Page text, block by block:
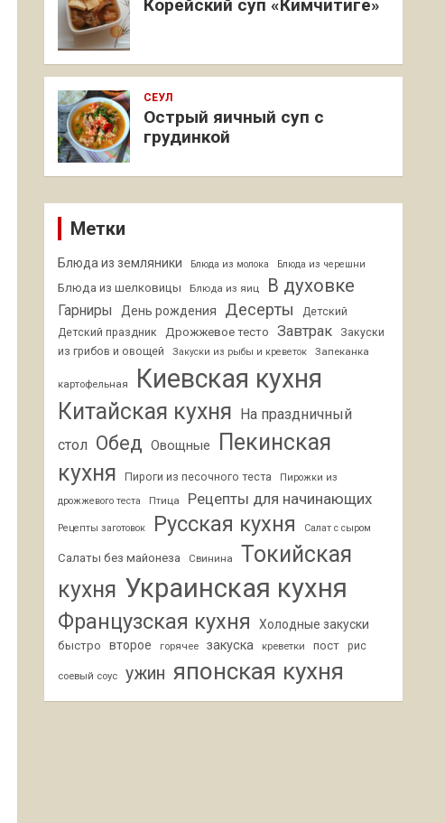
Корейский суп «Кимчитиге»
СЕУЛ
Острый яичный суп с
грудинкой
Метки
Блюда из земляники Блюда из молока Блюда из черешни
Блюда из шелковицы Блюда из яиц В духовке
Гарниры День рождения Десерты
Детский
Детский праздник
Дрожжевое тесто Завтрак
Закуски
из грибов и овощей
Закуски из рыбы и креветок Запеканка
картофельная Киевская кухня
Китайская кухня На праздничный
стол Обед Овощные
Пекинская
кухня
Пироги из песочного теста
Пирожки из
дрожжевого теста
Птица Рецепты для начинающих
Рецепты заготовок Русская кухня Салат с сыром
Салаты без майонеза Свинина
Токийская
кухня Украинская кухня
Французская кухня Холодные закуски
быстро второе горячее закуска креветки пост рис
соевый соус ужин японская кухня